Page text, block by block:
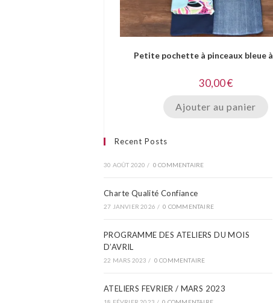
Petite pochette à pinceaux bleue
30,00€
Ajouter au panier
Recent Posts
30 AOÛT 2020 / 0 COMMENTAIRE
Charte Qualité Confiance
27 JANVIER 2026 / 0 COMMENTAIRE
PROGRAMME DES ATELIERS DU MOIS
D’AVRIL​
22 MARS 2023 / 0 COMMENTAIRE
ATELIERS FEVRIER / MARS 2023